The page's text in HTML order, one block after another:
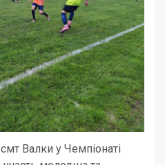
Валки у Чемпіонаті